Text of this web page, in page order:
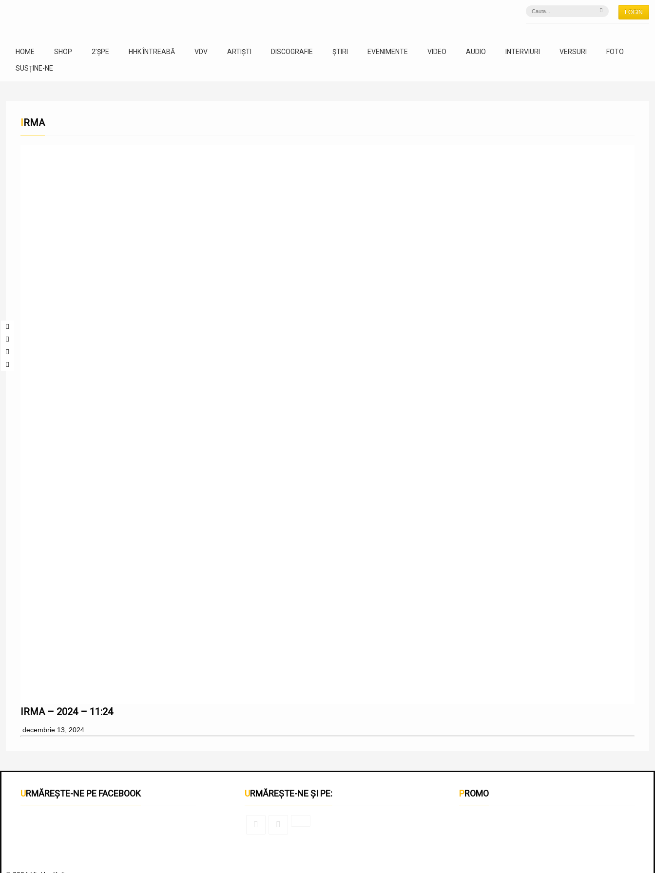
LOGIN
HOME SHOP 2’ȘPE HHK ÎNTREABĂ VDV ARTIȘTI DISCOGRAFIE ȘTIRI EVENIMENTE VIDEO AUDIO INTERVIURI VERSURI FOTO
SUSȚINE-NE
IRMA
IRMA – 2024 – 11:24
decembrie 13, 2024
URMĂREȘTE-NE PE FACEBOOK URMĂREȘTE-NE ȘI PE: PROMO